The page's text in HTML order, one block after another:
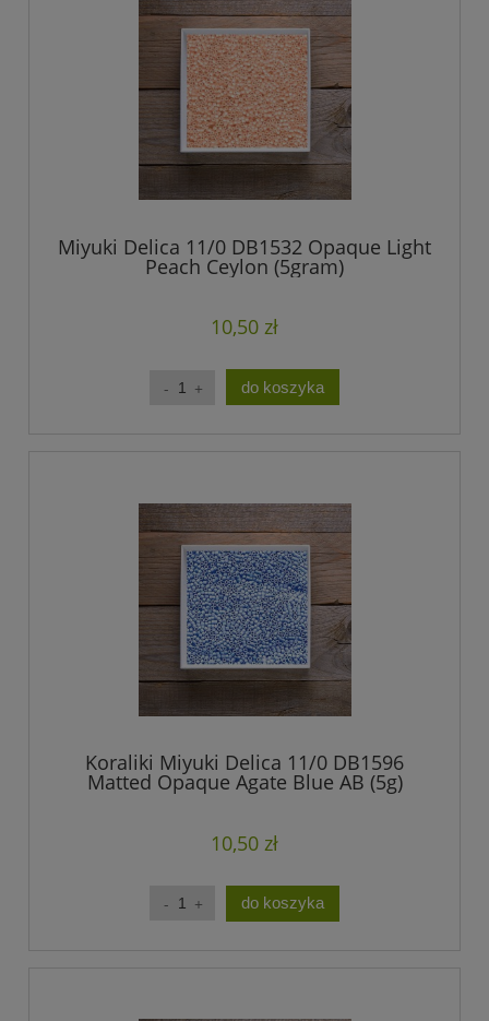
Miyuki Delica 11/0 DB1532 Opaque Light
Peach Ceylon (5gram)
10,50 zł
do koszyka
Koraliki Miyuki Delica 11/0 DB1596
Matted Opaque Agate Blue AB (5g)
10,50 zł
do koszyka